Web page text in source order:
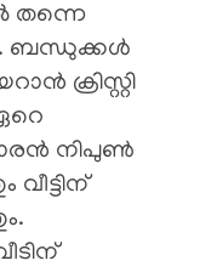
തന്നെ
ബന്ധുക്കൾ
ക്രിസ്റ്റി
നിപുൺ
വീട്ടിന്